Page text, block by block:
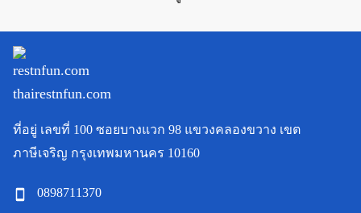
ที่อยู่ เลขที่ 100 ซอยบางแวก 98 แขวงคลองขวาง เขต
ภาษีเจริญ กรุงเทพมหานคร 10160
0898711370